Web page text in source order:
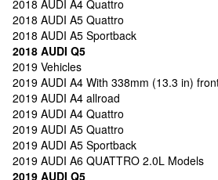
2018 AUDI A4 Quattro
2018 AUDI A5 Quattro
2018 AUDI A5 Sportback
2018 AUDI Q5
2019 Vehicles
2019 AUDI A4 With 338mm (13.3 in)
2019 AUDI A4 allroad
2019 AUDI A4 Quattro
2019 AUDI A5 Quattro
2019 AUDI A5 Sportback
2019 AUDI A6 QUATTRO 2.0L Models
2019 AUDI Q5